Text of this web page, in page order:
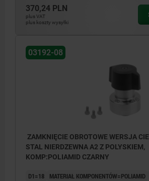
1) Możliwość montażowa 1
2) Możliwość montażowa 2
3) Płyta
370,24 PLN
plus VAT
plus koszty wysyłki
03192-08
ZAMKNIĘCIE OBROTOWE WERSJA
STAL NIERDZEWNA A2 Z POLYSKIEM,
KOMP:POLIAMID CZARNY
D1=18 MATERIAŁ KOMPONENTÓW=POLIAMID